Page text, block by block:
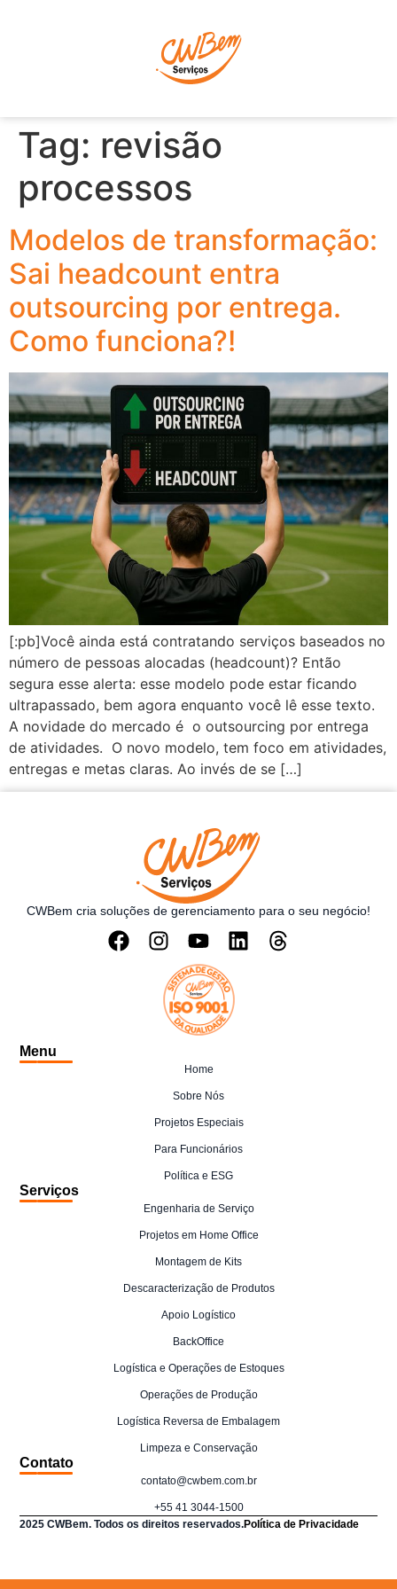
Tag: revisão
processos
Modelos de transformação:
Sai headcount entra
outsourcing por entrega.
Como funciona?!
[:pb]Você ainda está contratando serviços baseados no
número de pessoas alocadas (headcount)? Então
segura esse alerta: esse modelo pode estar ficando
ultrapassado, bem agora enquanto você lê esse texto.
A novidade do mercado é o outsourcing por entrega
de atividades. O novo modelo, tem foco em atividades,
entregas e metas claras. Ao invés de se […]
CWBem cria soluções de gerenciamento para o seu negócio!
Menu
Home
Sobre Nós
Projetos Especiais
Para Funcionários
Política e ESG
Serviços
Engenharia de Serviço
Projetos em Home Office
Montagem de Kits
Descaracterização de Produtos
Apoio Logístico
BackOffice
Logística e Operações de Estoques
Operações de Produção
Logística Reversa de Embalagem
Limpeza e Conservação
Contato
contato@cwbem.com.br
+55 41 3044-1500
2025 CWBem. Todos os direitos reservados.Política de Privacidade